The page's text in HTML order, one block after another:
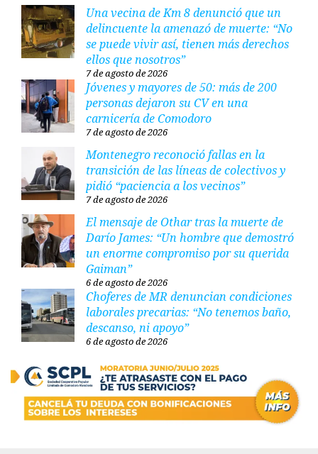
Una vecina de Km 8 denunció que un
delincuente la amenazó de muerte: “No
se puede vivir así, tienen más derechos
ellos que nosotros”
7 de agosto de 2026
Jóvenes y mayores de 50: más de 200
personas dejaron su CV en una
carnicería de Comodoro
7 de agosto de 2026
Montenegro reconoció fallas en la
transición de las líneas de colectivos y
pidió “paciencia a los vecinos”
7 de agosto de 2026
El mensaje de Othar tras la muerte de
Darío James: “Un hombre que demostró
un enorme compromiso por su querida
Gaiman”
6 de agosto de 2026
Choferes de MR denuncian condiciones
laborales precarias: “No tenemos baño,
descanso, ni apoyo”
6 de agosto de 2026